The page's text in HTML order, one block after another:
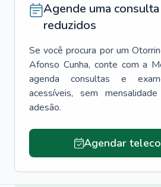
Agende uma
reduzidos
Se você procura por um
Afonso Cunha, conte com a
agenda consultas e
acessíveis, sem
adesão.
Agendar